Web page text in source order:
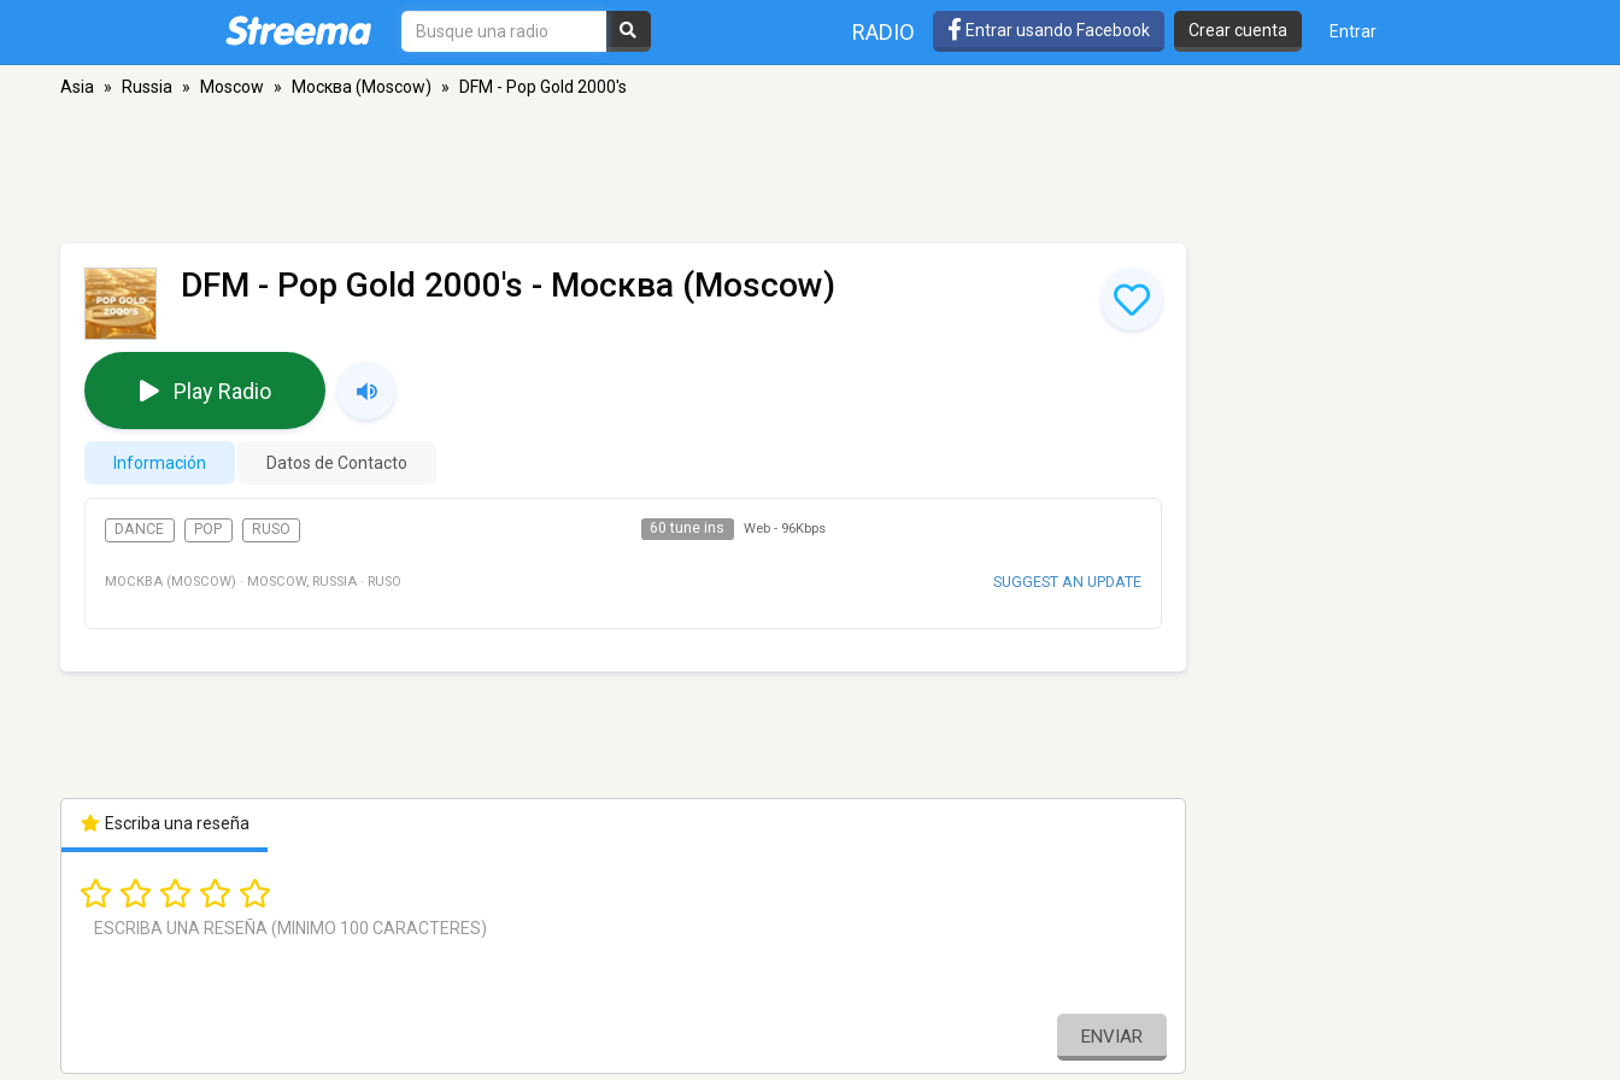
RADIO Entrar usando Facebook Crear cuenta Entrar
Asia » Russia » Moscow » Москва (Moscow) » DFM - Pop Gold 2000's
DFM - Pop Gold 2000's - Москва (Moscow)
Play Radio
Información Datos de Contacto
DANCE POP RUSO 60 tune ins Web - 96Kbps
МОСКВА (MOSCOW) · MOSCOW, RUSSIA · RUSO SUGGEST AN UPDATE
Escriba una reseña
ENVIAR